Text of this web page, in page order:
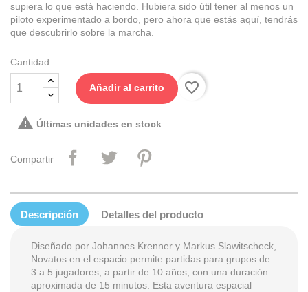
supiera lo que está haciendo. Hubiera sido útil tener al menos un
piloto experimentado a bordo, pero ahora que estás aquí, tendrás
que descubrirlo sobre la marcha.
Cantidad
Añadir al carrito favorite_border
 Últimas unidades en stock
Compartir
Descripción Detalles del producto
Diseñado por Johannes Krenner y Markus Slawitscheck,
Novatos en el espacio permite partidas para grupos de
3 a 5 jugadores, a partir de 10 años, con una duración
aproximada de 15 minutos. Esta aventura espacial